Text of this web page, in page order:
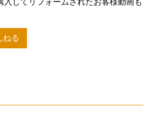
ねる